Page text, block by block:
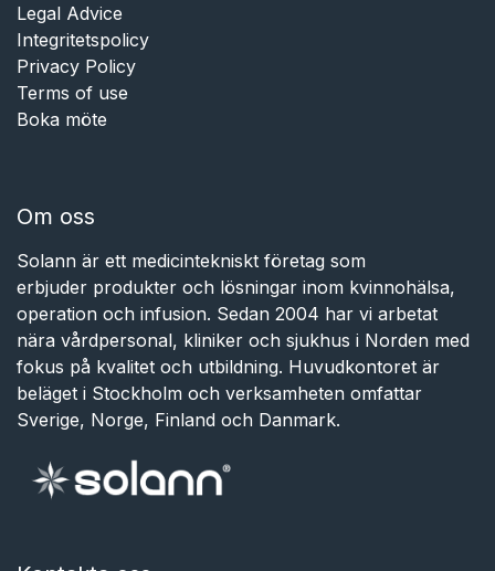
Legal Advice
Integritetspolicy
Privacy Policy
Terms of use
Boka möte
Om oss
Solann är ett medicintekniskt företag som
erbjuder produkter och lösningar inom kvinnohälsa,
operation och infusion. Sedan 2004 har vi arbetat
nära vårdpersonal, kliniker och sjukhus i Norden med
fokus på kvalitet och utbildning. Huvudkontoret är
beläget i Stockholm och verksamheten omfattar
Sverige, Norge, Finland och Danmark.